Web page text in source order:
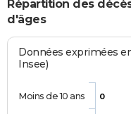
Répartition des
d'âges
Données exprimées
Insee)
0
Moins de 10 ans